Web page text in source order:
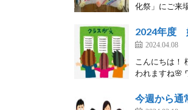
化祭」にご来
2024年度
2024.04.08
こんにちは！
われますね🌸
今週から通